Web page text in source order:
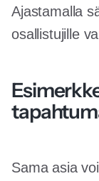
Ajastamalla
osallistujille
Sama asia